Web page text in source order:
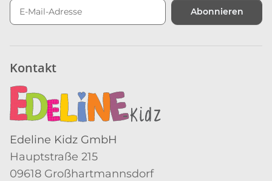
Abonnieren
Kontakt
Edeline Kidz GmbH
Hauptstraße 215
09618 Großhartmannsdorf